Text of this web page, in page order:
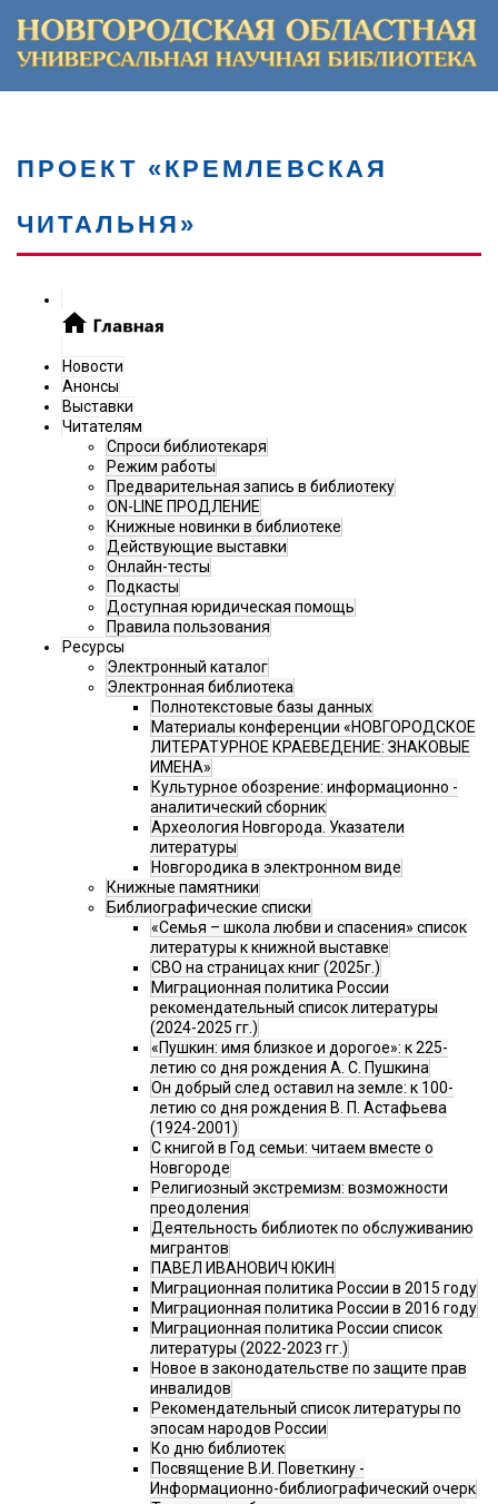
ПРОЕКТ «КРЕМЛЕВСКАЯ
ЧИТАЛЬНЯ»
Новости
Анонсы
Выставки
Читателям
Спроси библиотекаря
Режим работы
Предварительная запись в библиотеку
ON-LINE ПРОДЛЕНИЕ
Книжные новинки в библиотеке
Действующие выставки
Онлайн-тесты
Подкасты
Доступная юридическая помощь
Правила пользования
Ресурсы
Электронный каталог
Электронная библиотека
Полнотекстовые базы данных
Материалы конференции «НОВГОРОДСКОЕ
ЛИТЕРАТУРНОЕ КРАЕВЕДЕНИЕ: ЗНАКОВЫЕ
ИМЕНА»
Культурное обозрение: информационно -
аналитический сборник
Археология Новгорода. Указатели
литературы
Новгородика в электронном виде
Книжные памятники
Библиографические списки
«Семья – школа любви и спасения» список
литературы к книжной выставке
СВО на страницах книг (2025г.)
Миграционная политика России
рекомендательный список литературы
(2024-2025 гг.)
«Пушкин: имя близкое и дорогое»: к 225-
летию со дня рождения А. С. Пушкина
Он добрый след оставил на земле: к 100-
летию со дня рождения В. П. Астафьева
(1924-2001)
С книгой в Год семьи: читаем вместе о
Новгороде
Религиозный экстремизм: возможности
преодоления
Деятельность библиотек по обслуживанию
мигрантов
ПАВЕЛ ИВАНОВИЧ ЮКИН
Миграционная политика России в 2015 году
Миграционная политика России в 2016 году
Миграционная политика России список
литературы (2022-2023 гг.)
Новое в законодательстве по защите прав
инвалидов
Рекомендательный список литературы по
эпосам народов России
Ко дню библиотек
Посвящение В.И. Поветкину -
Информационно-библиографический очерк